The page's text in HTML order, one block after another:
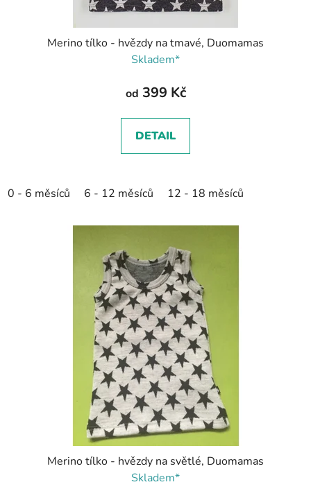
Merino tílko - hvězdy na tmavé, Duomamas
Skladem*
od 399 Kč
DETAIL
0 - 6 měsíců 6 - 12 měsíců 12 - 18 měsíců
Merino tílko - hvězdy na světlé, Duomamas
Skladem*